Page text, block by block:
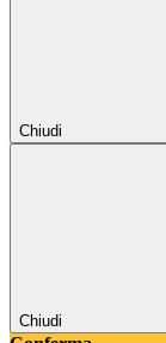
Chiudi
Chiudi